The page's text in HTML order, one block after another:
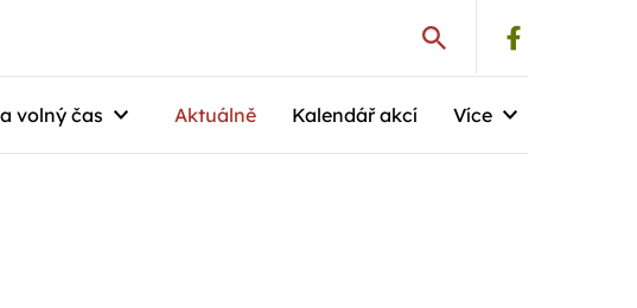
volný čas Aktuálně Kalendář akcí Více